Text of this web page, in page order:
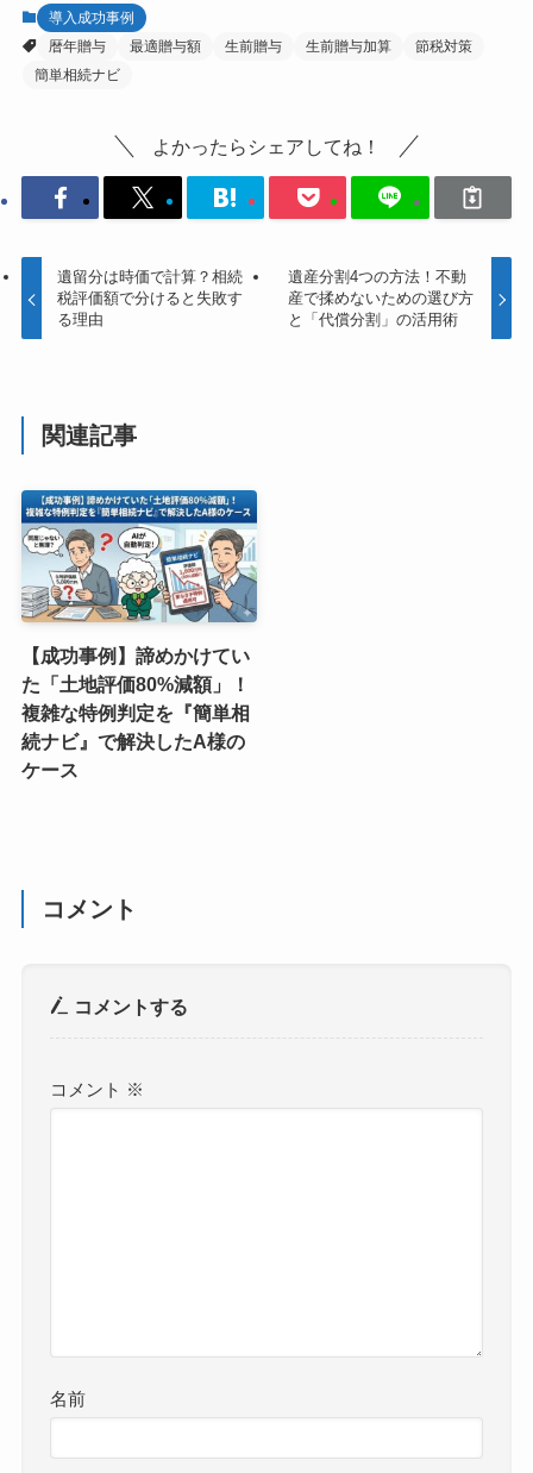
導入成功事例
暦年贈与
最適贈与額 生前贈与 生前贈与加算
節税対策
簡単相続ナビ
よかったらシェアしてね！
遺留分は時価で計算？相続
税評価額で分けると失敗す
る理由
遺産分割4つの方法！不動
産で揉めないための選び方
と「代償分割」の活用術
関連記事
【成功事例】諦めかけてい
た「土地評価80%減額」！
複雑な特例判定を『簡単相
続ナビ』で解決したA様の
ケース
コメント
コメントする
コメント ※
名前